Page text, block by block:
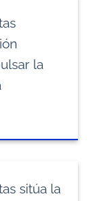
la
sitúa la